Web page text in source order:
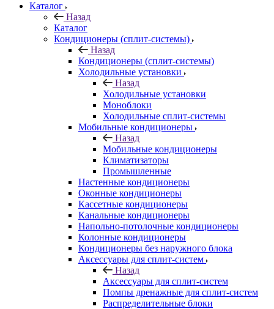
Каталог
Назад
Каталог
Кондиционеры (сплит-системы)
Назад
Кондиционеры (сплит-системы)
Холодильные установки
Назад
Холодильные установки
Моноблоки
Холодильные сплит-системы
Мобильные кондиционеры
Назад
Мобильные кондиционеры
Климатизаторы
Промышленные
Настенные кондиционеры
Оконные кондиционеры
Кассетные кондиционеры
Канальные кондиционеры
Напольно-потолочные кондиционеры
Колонные кондиционеры
Кондиционеры без наружного блока
Аксессуары для сплит-систем
Назад
Аксессуары для сплит-систем
Помпы дренажные для сплит-систем
Распределительные блоки